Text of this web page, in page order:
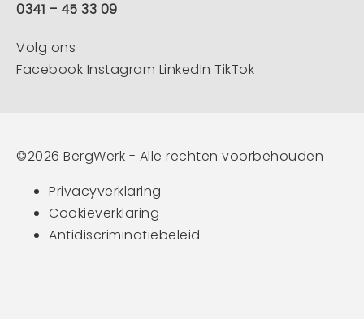
0341 – 45 33 09
Volg ons
Facebook Instagram LinkedIn TikTok
©2026 BergWerk - Alle rechten voorbehouden
Privacyverklaring
Cookieverklaring
Antidiscriminatiebeleid